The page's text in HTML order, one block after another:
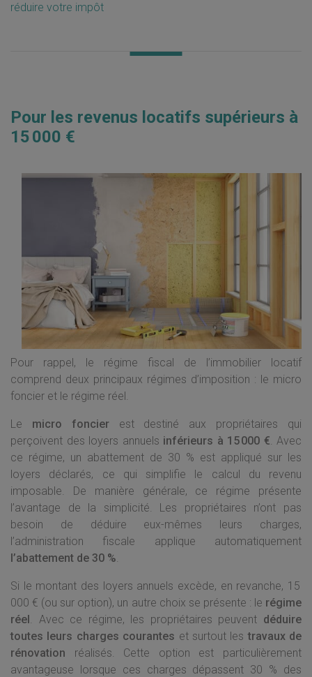
réduire votre impôt
Pour les revenus locatifs supérieurs à
15 000 €
Pour rappel, le régime fiscal de l’immobilier locatif
comprend deux principaux régimes d’imposition : le micro
foncier et le régime réel.
Le micro foncierest destiné aux propriétaires qui
perçoivent des loyers annuels inférieurs à 15 000 €. Avec
ce régime, un abattement de 30 % est appliqué sur les
loyers déclarés, ce qui simplifie le calcul du revenu
imposable. De manière générale, ce régime présente
l’avantage de la simplicité. Les propriétaires n’ont pas
besoin de déduire eux-mêmes leurs charges,
l’administration fiscale applique automatiquement
l’abattement de 30 %.
Si le montant des loyers annuels excède, en revanche, 15
000 € (ou sur option), un autre choix se présente : le régime
réel. Avec ce régime, les propriétaires peuvent déduire
toutes leurs charges courantes et surtout lestravaux de
rénovation réalisés. Cette option est particulièrement
avantageuse lorsque ces charges dépassent 30 % des